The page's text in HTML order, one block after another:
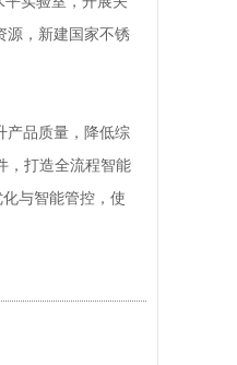
源，新建国家不锈
产品质量，降低综
，打造全流程智能
与智能管控，使